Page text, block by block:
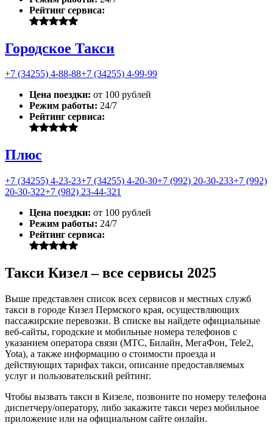
Рейтинг сервиса:
Городское Такси
+7 (34255) 4-88-88+7 (34255) 4-99-99
Цена поездки: от 100 рублей
Режим работы: 24/7
Рейтинг сервиса:
Плюс
+7 (34255) 4-23-23+7 (34255) 4-20-30+7 (992) 20-30-233+7 (992)
20-30-322+7 (982) 23-44-321
Цена поездки: от 100 рублей
Режим работы: 24/7
Рейтинг сервиса:
Такси Кизел – все сервисы 2025
Выше представлен список всех сервисов и местных служб
такси в городе Кизел Пермского края, осуществляющих
пассажирские перевозки. В списке вы найдете официальные
веб-сайты, городские и мобильные номера телефонов с
указанием оператора связи (МТС, Билайн, МегаФон, Tele2,
Yota), а также информацию о стоимости проезда и
действующих тарифах такси, описание предоставляемых
услуг и пользовательский рейтинг.
Чтобы вызвать такси в Кизеле, позвоните по номеру телефона
диспетчеру/оператору, либо закажите такси через мобильное
приложение или на официальном сайте онлайн.